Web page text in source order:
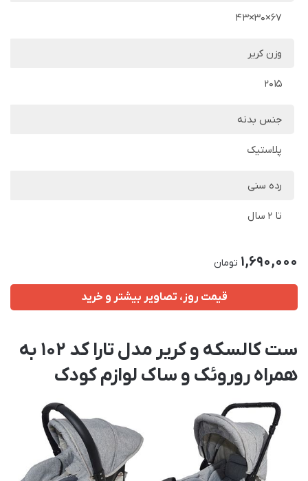
67×30×43
وزن کریر
2015
جنس بدنه
پلاستیک
رده سنی
تا 2 سال
1,690,000 تومان
قیمت روز، تصاویر بیشتر و خرید
ست کالسکه و کریر مدل تارا کد 102 به
همراه روروئک و ساک لوازم کودک